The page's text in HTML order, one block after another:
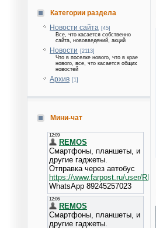
Категории раздела
Новости сайта [45]
Все, что касается собственно
сайта, нововведений, акций
Новости [2113]
Что в поселке нового, что в крае
нового, все, что касается общих
новостей
Архив [1]
Мини-чат